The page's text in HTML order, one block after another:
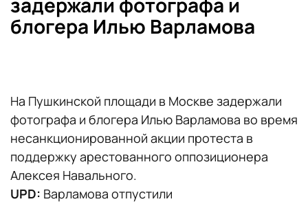
блогера Илью Варламова
На Пушкинской площади в Москве задержали
фотографа и блогера Илью Варламова во время
несанкционированной акции протеста в
поддержку арестованного оппозиционера
Алексея Навального.
UPD: Варламова отпустили